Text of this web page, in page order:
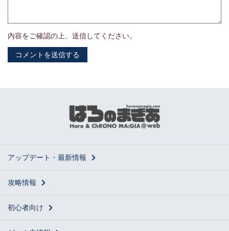
内容をご確認の上、送信してください。
アップデート・最新情報
攻略情報
初心者向け